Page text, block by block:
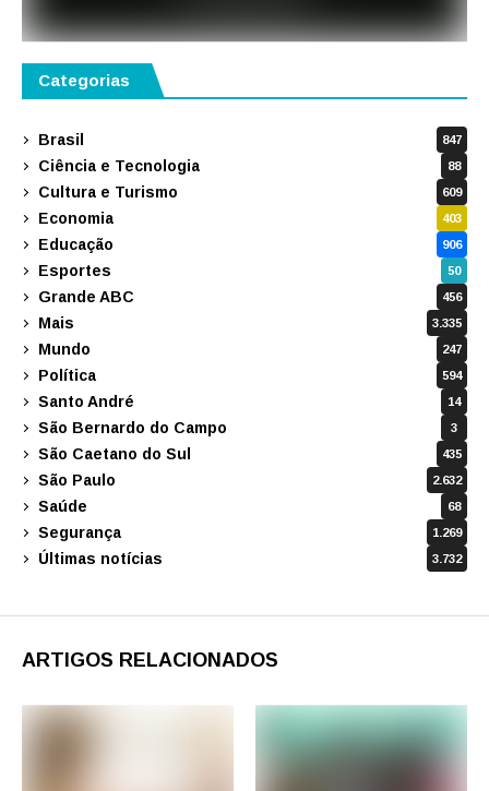
Categorias
Brasil 847
Ciência e Tecnologia 88
Cultura e Turismo 609
Economia 403
Educação 906
Esportes 50
Grande ABC 456
Mais 3.335
Mundo 247
Política 594
Santo André 14
São Bernardo do Campo 3
São Caetano do Sul 435
São Paulo 2.632
Saúde 68
Segurança 1.269
Últimas notícias 3.732
ARTIGOS RELACIONADOS